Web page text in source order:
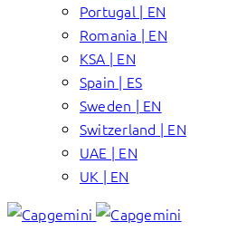
Portugal | EN
Romania | EN
KSA | EN
Spain | ES
Sweden | EN
Switzerland | EN
UAE | EN
UK | EN